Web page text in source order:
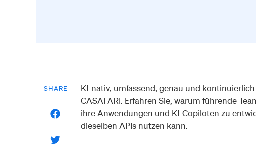
SHARE
KI-nativ, umfassend, genau und
CASAFARI. Erfahren Sie, warum führende
ihre Anwendungen und KI-Copiloten zu
dieselben APIs nutzen kann.